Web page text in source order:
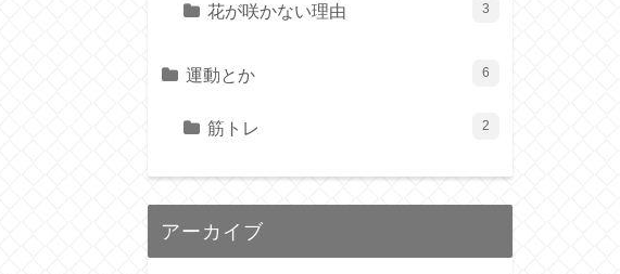
花が咲かない理由 3
運動とか 6
筋トレ 2
アーカイブ